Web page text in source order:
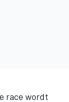
race wordt